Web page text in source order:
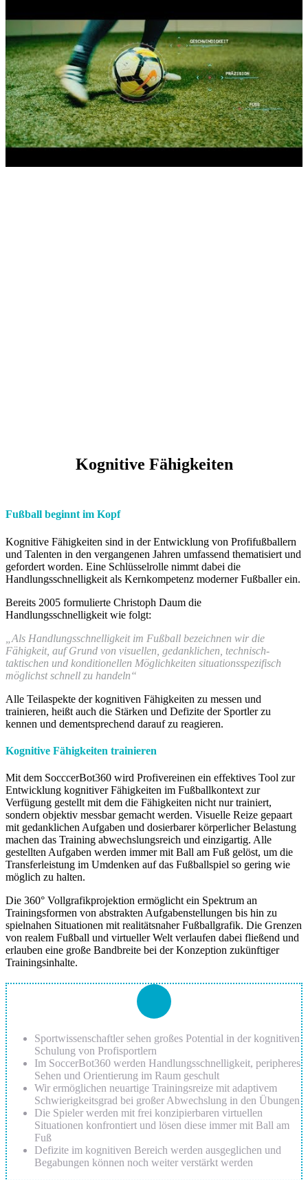
Kognitive Fähigkeiten
Fußball beginnt im Kopf
Kognitive Fähigkeiten sind in der Entwicklung von Profifußballern
und Talenten in den vergangenen Jahren umfassend thematisiert und
gefordert worden. Eine Schlüsselrolle nimmt dabei die
Handlungsschnelligkeit als Kernkompetenz moderner Fußballer ein.
Bereits 2005 formulierte Christoph Daum die
Handlungsschnelligkeit wie folgt:
„Als Handlungsschnelligkeit im Fußball bezeichnen wir die
Fähigkeit, auf Grund von visuellen, gedanklichen, technisch-
taktischen und konditionellen Möglichkeiten situationsspezifisch
möglichst schnell zu handeln“
Alle Teilaspekte der kognitiven Fähigkeiten zu messen und
trainieren, heißt auch die Stärken und Defizite der Sportler zu
kennen und dementsprechend darauf zu reagieren.
Kognitive Fähigkeiten trainieren
Mit dem SocccerBot360 wird Profivereinen ein effektives Tool zur
Entwicklung kognitiver Fähigkeiten im Fußballkontext zur
Verfügung gestellt mit dem die Fähigkeiten nicht nur trainiert,
sondern objektiv messbar gemacht werden. Visuelle Reize gepaart
mit gedanklichen Aufgaben und dosierbarer körperlicher Belastung
machen das Training abwechslungsreich und einzigartig. Alle
gestellten Aufgaben werden immer mit Ball am Fuß gelöst, um die
Transferleistung im Umdenken auf das Fußballspiel so gering wie
möglich zu halten.
Die 360° Vollgrafikprojektion ermöglicht ein Spektrum an
Trainingsformen von abstrakten Aufgabenstellungen bis hin zu
spielnahen Situationen mit realitätsnaher Fußballgrafik. Die Grenzen
von realem Fußball und virtueller Welt verlaufen dabei fließend und
erlauben eine große Bandbreite bei der Konzeption zukünftiger
Trainingsinhalte.
Sportwissenschaftler sehen großes Potential in der kognitiven
Schulung von Profisportlern
Im SoccerBot360 werden Handlungsschnelligkeit, peripheres
Sehen und Orientierung im Raum geschult
Wir ermöglichen neuartige Trainingsreize mit adaptivem
Schwierigkeitsgrad bei großer Abwechslung in den Übungen
Die Spieler werden mit frei konzipierbaren virtuellen
Situationen konfrontiert und lösen diese immer mit Ball am
Fuß
Defizite im kognitiven Bereich werden ausgeglichen und
Begabungen können noch weiter verstärkt werden